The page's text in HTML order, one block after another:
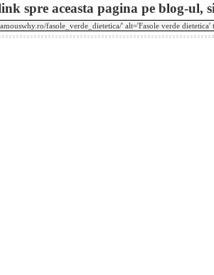
spre aceasta pagina pe blog-ul,